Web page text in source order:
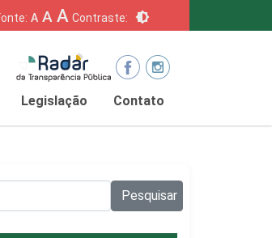
A A A Contraste: brightness_6
Legislação Contato
Pesquisar